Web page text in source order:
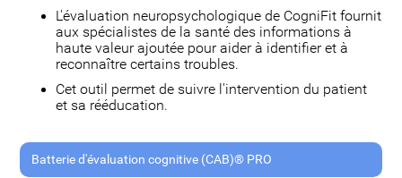
L'évaluation neuropsychologique de CogniFit fournit
aux spécialistes de la santé des informations à
haute valeur ajoutée pour aider à identifier et à
reconnaître certains troubles.
Cet outil permet de suivre l'intervention du patient
et sa rééducation.
Batterie d'évaluation cognitive (CAB)® PRO